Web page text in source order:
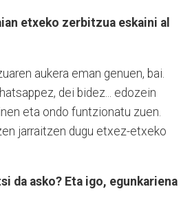
etxeko zerbitzua eskaini al
aukera eman genuen, bai.
dei bidez... edozein
eta ondo funtzionatu zuen.
jarraitzen dugu etxez-etxeko
da asko? Eta igo, egunkariena